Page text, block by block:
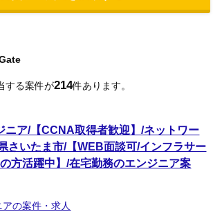
する案件が214件あります。
ニア/【CCNA取得者歓迎】/ネットワー
さいたま市/【WEB面談可/インフラサー
方活躍中】/在宅勤務のエンジニア案
の案件・求人